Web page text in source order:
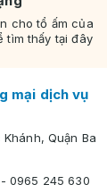
cho tổ ấm của
tìm thấy tại đây
mại dịch vụ
Quận Ba
- 0965 245 630